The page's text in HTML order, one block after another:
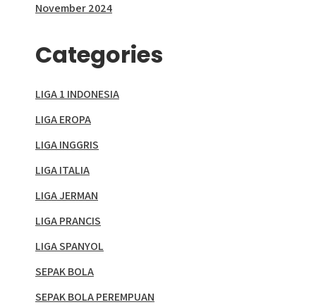
November 2024
Categories
LIGA 1 INDONESIA
LIGA EROPA
LIGA INGGRIS
LIGA ITALIA
LIGA JERMAN
LIGA PRANCIS
LIGA SPANYOL
SEPAK BOLA
SEPAK BOLA PEREMPUAN